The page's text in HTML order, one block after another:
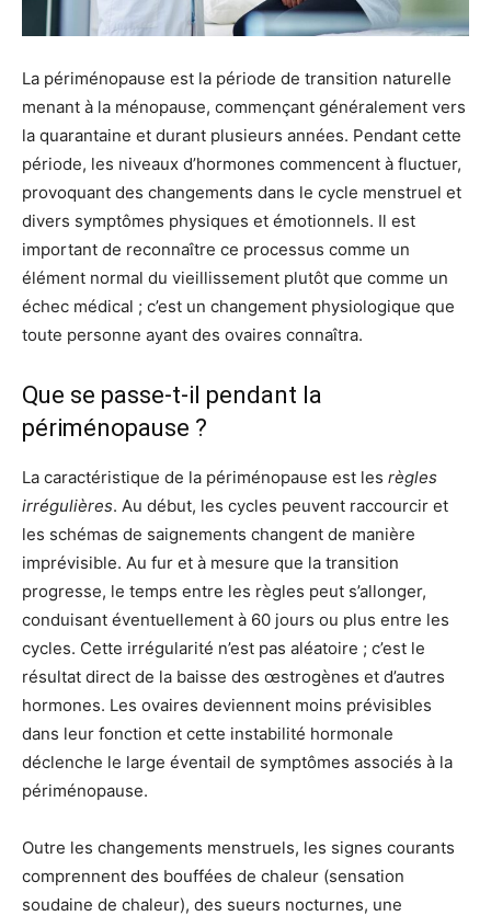
La périménopause est la période de transition naturelle
menant à la ménopause, commençant généralement vers
la quarantaine et durant plusieurs années. Pendant cette
période, les niveaux d’hormones commencent à fluctuer,
provoquant des changements dans le cycle menstruel et
divers symptômes physiques et émotionnels. Il est
important de reconnaître ce processus comme un
élément normal du vieillissement plutôt que comme un
échec médical ; c’est un changement physiologique que
toute personne ayant des ovaires connaîtra.
Que se passe-t-il pendant la
périménopause ?
La caractéristique de la périménopause est les règles
irrégulières. Au début, les cycles peuvent raccourcir et
les schémas de saignements changent de manière
imprévisible. Au fur et à mesure que la transition
progresse, le temps entre les règles peut s’allonger,
conduisant éventuellement à 60 jours ou plus entre les
cycles. Cette irrégularité n’est pas aléatoire ; c’est le
résultat direct de la baisse des œstrogènes et d’autres
hormones. Les ovaires deviennent moins prévisibles
dans leur fonction et cette instabilité hormonale
déclenche le large éventail de symptômes associés à la
périménopause.
Outre les changements menstruels, les signes courants
comprennent des bouffées de chaleur (sensation
soudaine de chaleur), des sueurs nocturnes, une